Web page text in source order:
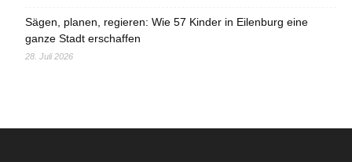
Sägen, planen, regieren: Wie 57 Kinder in Eilenburg eine
ganze Stadt erschaffen
28. Juli 2026